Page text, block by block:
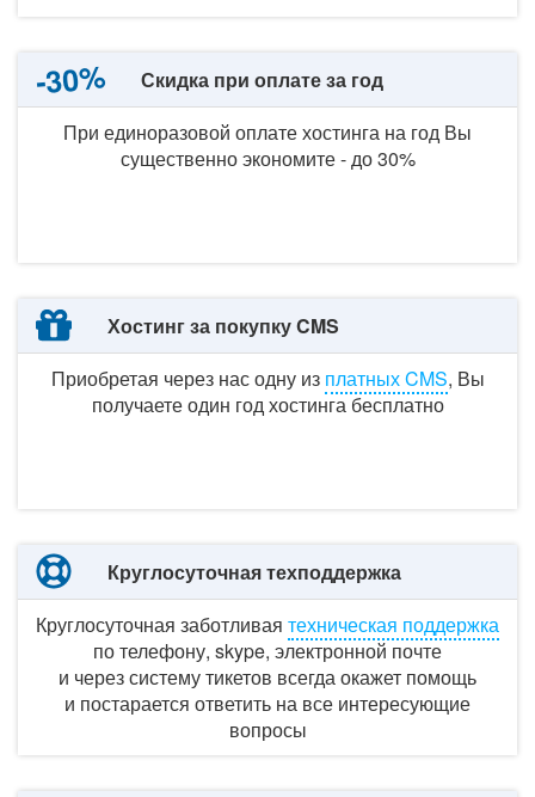
-30%
Скидка при оплате за год
При единоразовой оплате хостинга на год Вы
существенно экономите -до 30%
Хостинг за покупку CMS
Приобретая через нас одну из платных CMS, Вы
получаете один год хостинга бесплатно
Круглосуточная техподдержка
Круглосуточная заботливая техническая поддержка
по телефону, skype, электронной почте
и через системутикетов всегда окажет помощь
и постарается ответить на все интересующие
вопросы